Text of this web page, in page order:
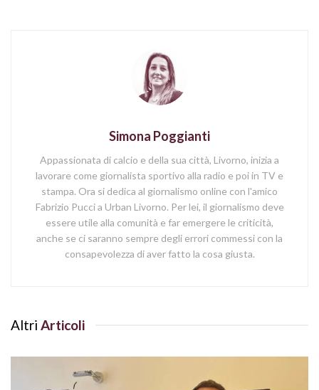
Simona Poggianti
Appassionata di calcio e della sua città, Livorno, inizia a
lavorare come giornalista sportivo alla radio e poi in TV e
stampa. Ora si dedica al giornalismo online con l'amico
Fabrizio Pucci a Urban Livorno. Per lei, il giornalismo deve
essere utile alla comunità e far emergere le criticità,
anche se ci saranno sempre degli errori commessi con la
consapevolezza di aver fatto la cosa giusta.
Altri Articoli